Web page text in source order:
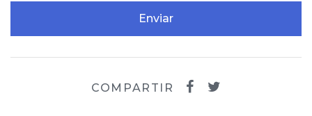
Enviar
COMPARTIR